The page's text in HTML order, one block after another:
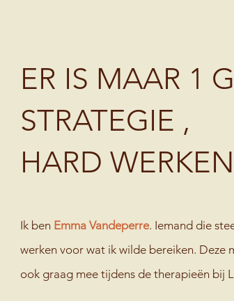
ER IS MAAR 1
STRATEGIE ,
HARD WERKEN
Ik ben Emma Vandeperre. Iemand die
werken voor wat ik wilde bereiken. Deze
ook graag mee tijdens de therapieën bij